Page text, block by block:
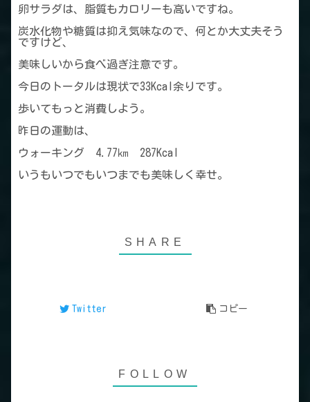
卵サラダは、脂質もカロリーも高いですね。
炭水化物や糖質は抑え気味なので、何とか大丈夫そう
ですけど、
美味しいから食べ過ぎ注意です。
今日のトータルは現状で33Kcal余りです。
歩いてもっと消費しよう。
昨日の運動は、
ウォーキング 4.77㎞ 287Kcal
いうもいつでもいつまでも美味しく幸せ。
Twitter コピー